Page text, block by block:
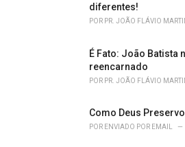
diferentes!
POR PR. JOÃO FLÁVIO
É Fato: João Batista
reencarnado
POR PR. JOÃO FLÁVIO
Como Deus
POR ENVIADO POR EMAIL